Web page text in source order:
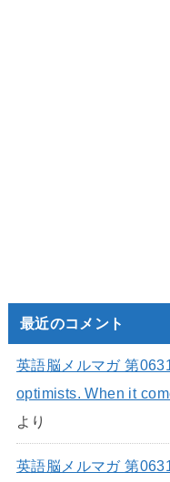
最近のコメント
英語脳メルマガ 第
optimists. When it
より
英語脳メルマガ 第